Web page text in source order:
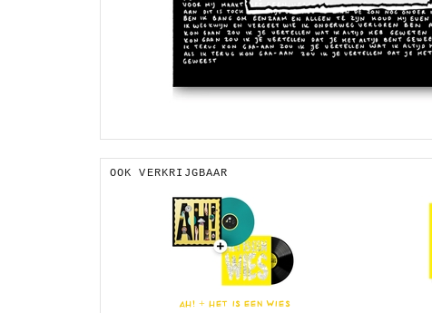
OOK VERKRIJGBAAR
AH! + HET IS EEN WIES